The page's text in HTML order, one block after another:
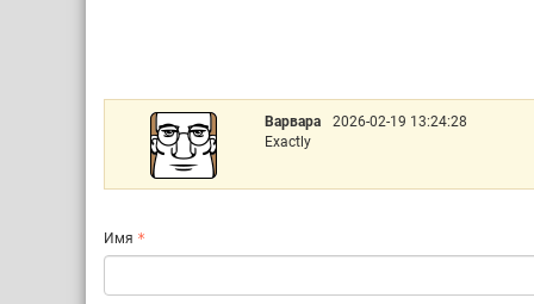
Варвара 2026-02-19 13:24:28
Exactly
Имя